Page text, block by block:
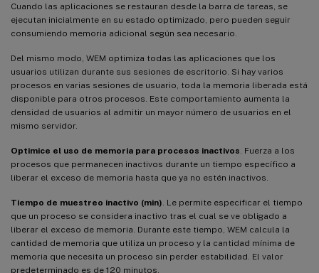
Cuando las aplicaciones se restauran desde la barra de tareas, se
ejecutan inicialmente en su estado optimizado, pero pueden seguir
consumiendo memoria adicional según sea necesario.
Del mismo modo, WEM optimiza todas las aplicaciones que los
usuarios utilizan durante sus sesiones de escritorio. Si hay varios
procesos en varias sesiones de usuario, toda la memoria liberada está
disponible para otros procesos. Este comportamiento aumenta la
densidad de usuarios al admitir un mayor número de usuarios en el
mismo servidor.
Optimice el uso de memoria para procesos inactivos . Fuerza a los
procesos que permanecen inactivos durante un tiempo específico a
liberar el exceso de memoria hasta que ya no estén inactivos.
Tiempo de muestreo inactivo (min) . Le permite especificar el tiempo
que un proceso se considera inactivo tras el cual se ve obligado a
liberar el exceso de memoria. Durante este tiempo, WEM calcula la
cantidad de memoria que utiliza un proceso y la cantidad mínima de
memoria que necesita un proceso sin perder estabilidad. El valor
predeterminado es de 120 minutos.